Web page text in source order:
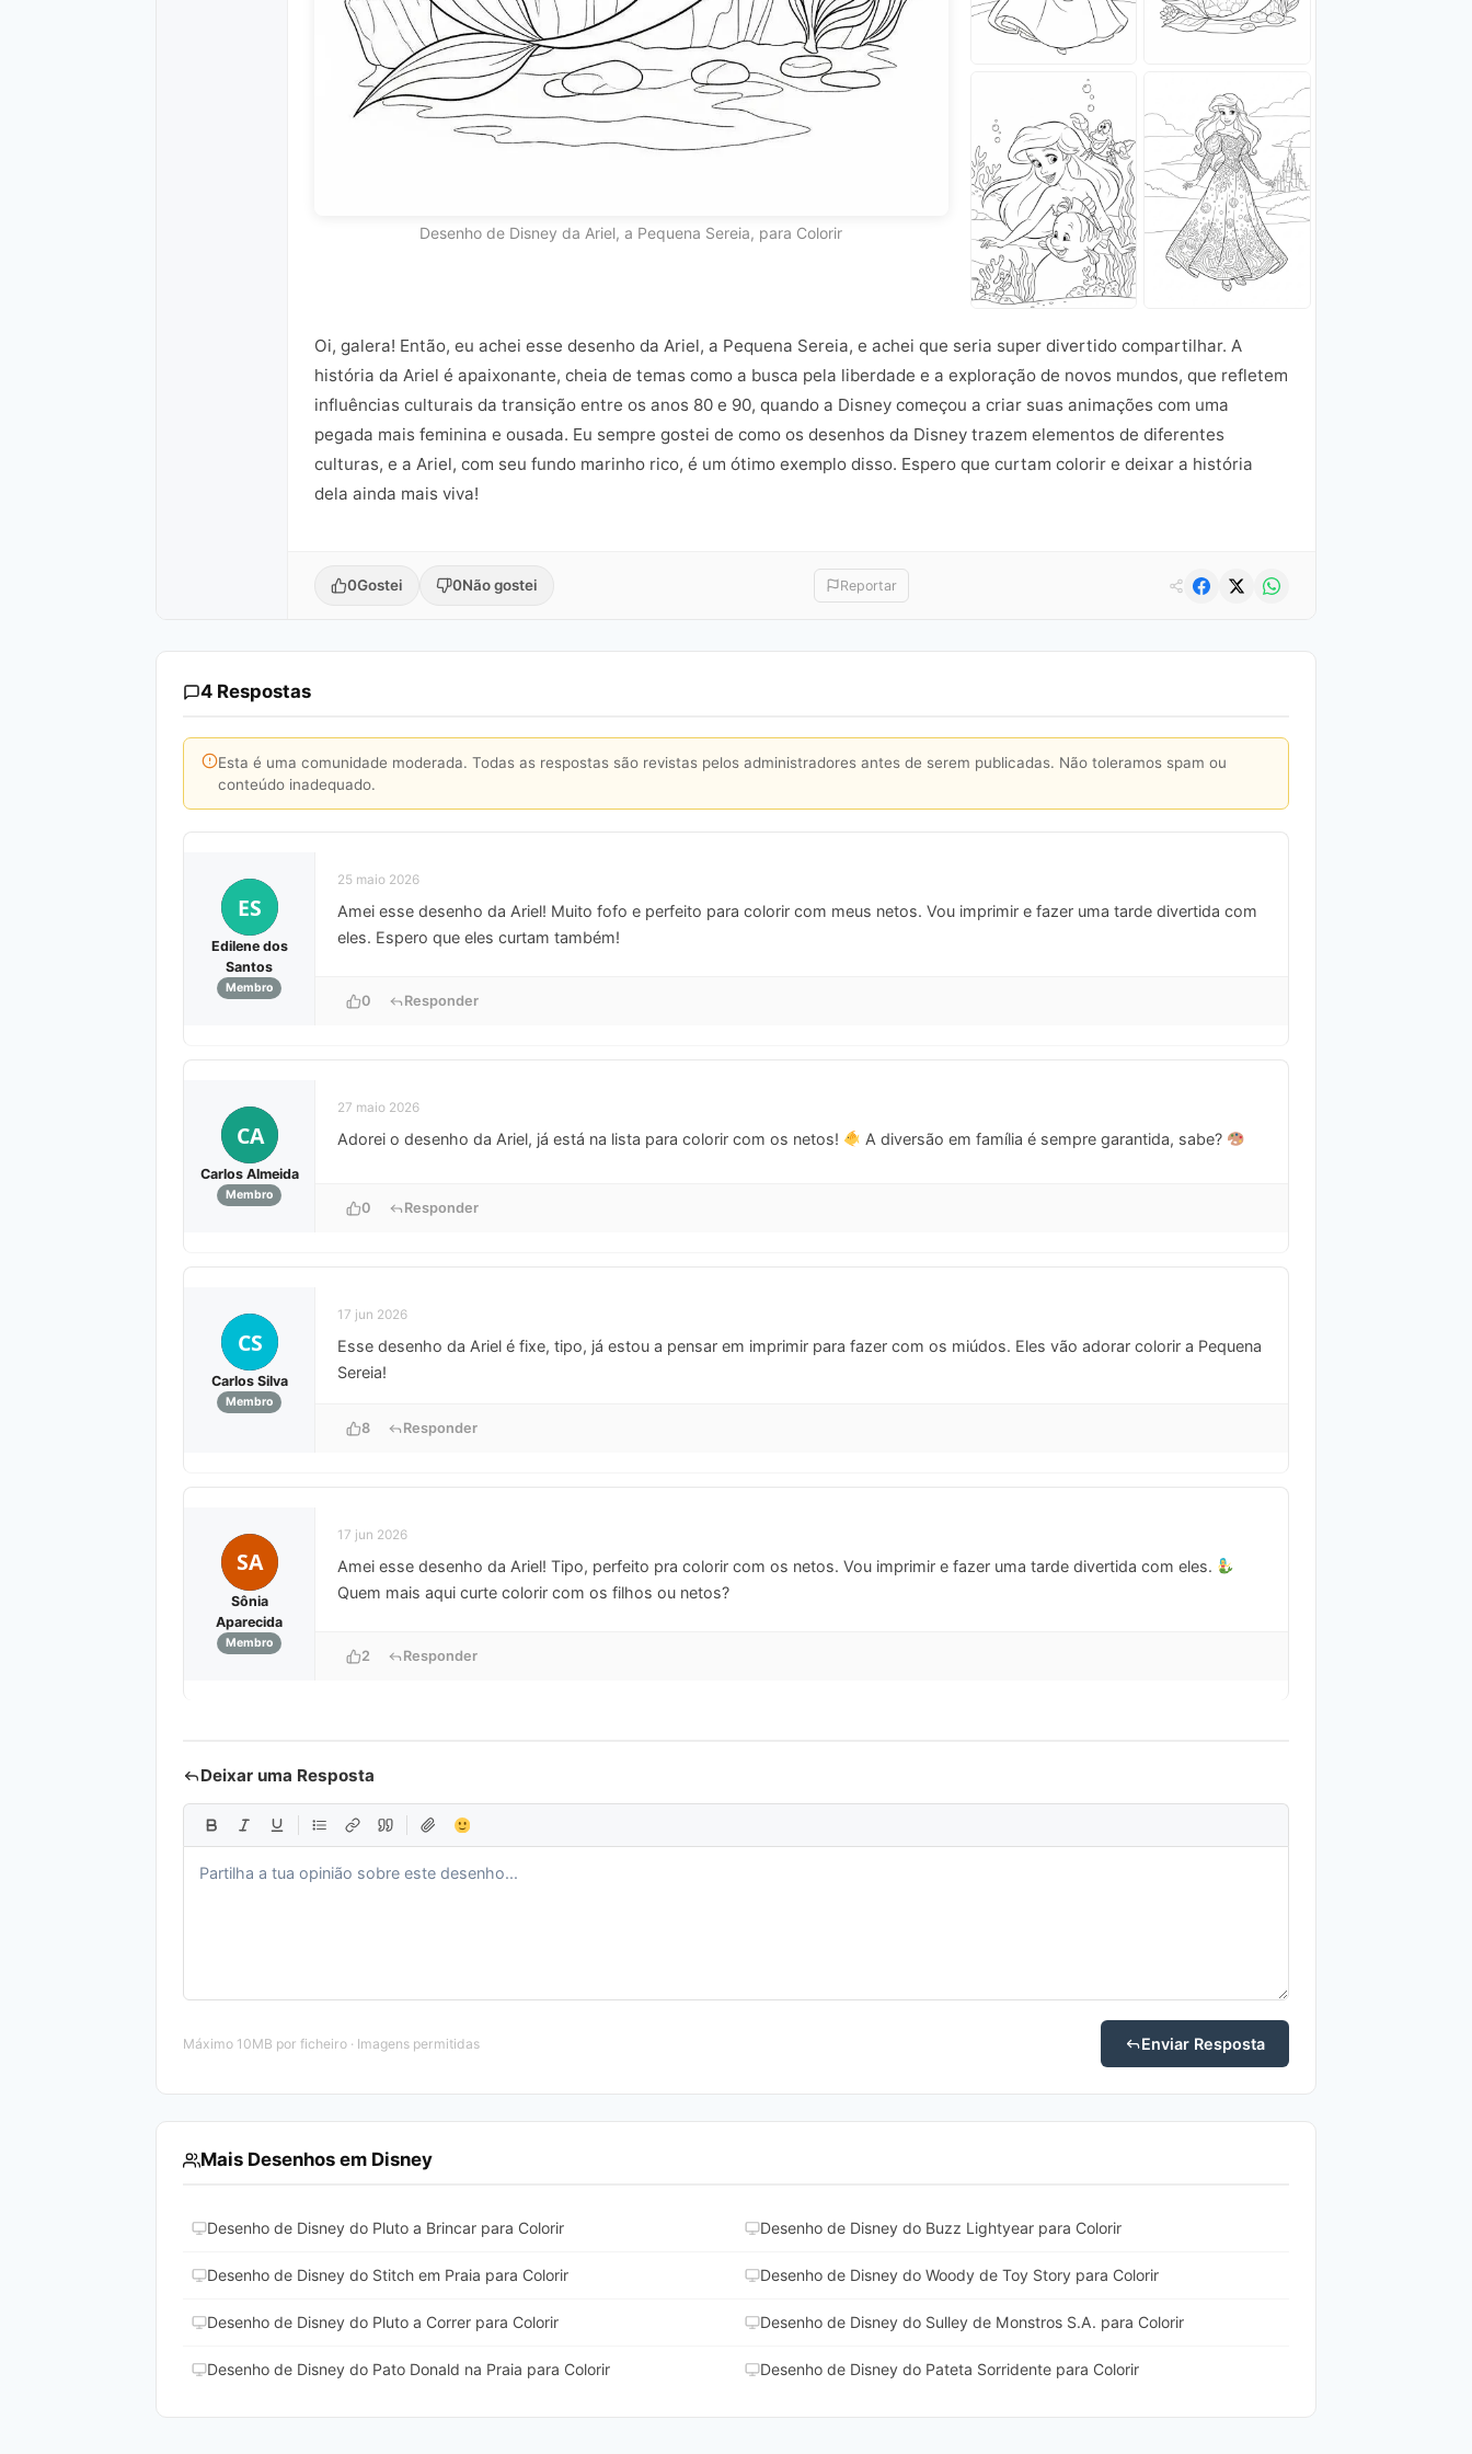
Desenho de Disney da Ariel, a Pequena Sereia, para Colorir
Oi, galera! Então, eu achei esse desenho da Ariel, a Pequena Sereia, e achei que seria super divertido compartilhar. A
história da Ariel é apaixonante, cheia de temas como a busca pela liberdade e a exploração de novos mundos, que refletem
influências culturais da transição entre os anos 80 e 90, quando a Disney começou a criar suas animações com uma
pegada mais feminina e ousada. Eu sempre gostei de como os desenhos da Disney trazem elementos de diferentes
culturas, e a Ariel, com seu fundo marinho rico, é um ótimo exemplo disso. Espero que curtam colorir e deixar a história
dela ainda mais viva!
0Gostei 0Não gostei Reportar
4 Respostas
Esta é uma comunidade moderada. Todas as respostas são revistas pelos administradores antes de serem publicadas. Não toleramos spam ou
conteúdo inadequado.
ES
Edilene dos
Santos
Membro
25 maio 2026
Amei esse desenho da Ariel! Muito fofo e perfeito para colorir com meus netos. Vou imprimir e fazer uma tarde divertida com
eles. Espero que eles curtam também!
0 Responder
CA
Carlos Almeida
Membro
27 maio 2026
Adorei o desenho da Ariel, já está na lista para colorir com os netos! A diversão em família é sempre garantida, sabe?
0 Responder
CS
Carlos Silva
Membro
17 jun 2026
Esse desenho da Ariel é fixe, tipo, já estou a pensar em imprimir para fazer com os miúdos. Eles vão adorar colorir a Pequena
Sereia!
8 Responder
SA
Sônia
Aparecida
Membro
17 jun 2026
Amei esse desenho da Ariel! Tipo, perfeito pra colorir com os netos. Vou imprimir e fazer uma tarde divertida com eles.
Quem mais aqui curte colorir com os filhos ou netos?
2 Responder
Deixar uma Resposta
Máximo 10MB por ficheiro · Imagens permitidas Enviar Resposta
Mais Desenhos em Disney
Desenho de Disney do Pluto a Brincar para Colorir Desenho de Disney do Buzz Lightyear para Colorir
Desenho de Disney do Stitch em Praia para Colorir Desenho de Disney do Woody de Toy Story para Colorir
Desenho de Disney do Pluto a Correr para Colorir Desenho de Disney do Sulley de Monstros S.A. para Colorir
Desenho de Disney do Pato Donald na Praia para Colorir Desenho de Disney do Pateta Sorridente para Colorir